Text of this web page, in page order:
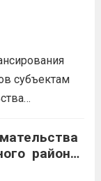
места...Читать
субъектам
Процентная
установление
района
на